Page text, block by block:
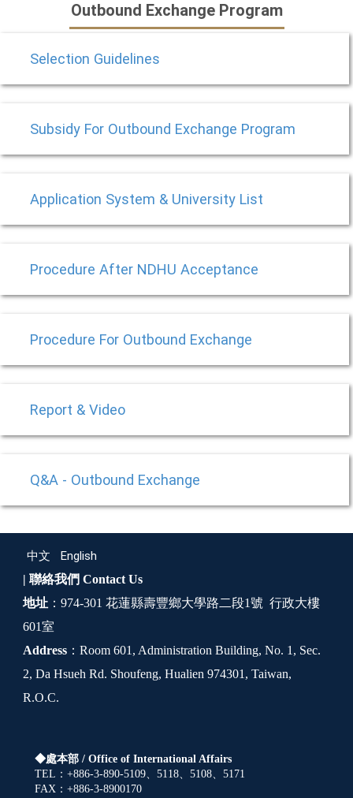
Outbound Exchange Program
Selection Guidelines
Subsidy For Outbound Exchange Program
Application System & University List
Procedure After NDHU Acceptance
Procedure For Outbound Exchange
Report & Video
Q&A - Outbound Exchange
中文 English
| 聯絡我們 Contact Us
地址 ：974-301 花蓮縣壽豐鄉大學路二段1號 行政大樓
601室
Address ：Room 601, Administration Building, No. 1, Sec.
2, Da Hsueh Rd. Shoufeng, Hualien 974301, Taiwan,
R.O.C.
◆處本部 / Office of International Affairs
TEL：+886-3-890-5109、5118、5108、5171
FAX：+886-3-8900170